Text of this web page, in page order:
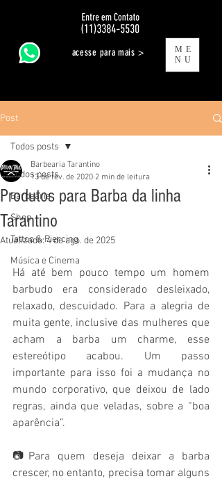
acesse para mais >
ME
NU
Post
Todos posts
Barbearia
Shop
Tattoo & Piercing
Música e Cinema
Todos posts
Produtos para Barba da linha
Tarantino
Barbearia Tarantino
13 de fev. de 2020 2 min de leitura
Atualizado:4 de ago. de 2025
Há até bem pouco tempo um homem
barbudo era considerado desleixado,
relaxado, descuidado. Para a alegria de
muita gente, inclusive das mulheres que
acham a barba um charme, esse
estereótipo acabou. Um passo
importante para isso foi a mudança no
mundo corporativo, que deixou de lado
regras, ainda que veladas, sobre a “boa
aparência”.
📷Para quem deseja deixar a barba
crescer, no entanto, precisa tomar alguns